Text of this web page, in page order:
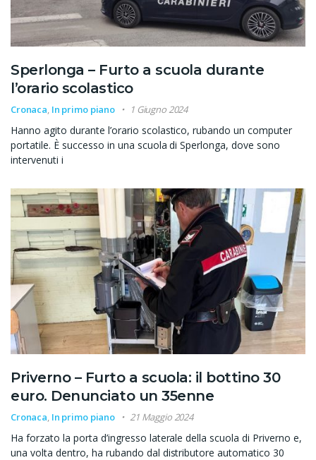
Sperlonga – Furto a scuola durante
l’orario scolastico
Cronaca In primo piano 1 Giugno 2024
Hanno agito durante l’orario scolastico, rubando un computer
portatile. È successo in una scuola di Sperlonga, dove sono
intervenuti i
Priverno – Furto a scuola: il bottino 30
euro. Denunciato un 35enne
Cronaca, In primo piano 21 Maggio 2024
Ha forzato la porta d’ingresso laterale della scuola di Priverno e,
una volta dentro, ha rubando dal distributore automatico 30